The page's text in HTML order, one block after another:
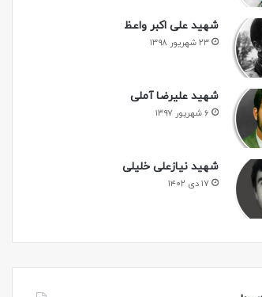
شهید علی اکبر واعظ
۲۳ شهریور ۱۳۹۸
شهید علیرضا آملی
۶ شهریور ۱۳۹۷
شهید نیازعلی خلیلی
۱۷ دی ۱۴۰۲